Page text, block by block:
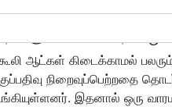
ஆட்கள் கிடைக்காமல்
நிறைவுப்பெற்றதை
இதனால் ஒரு